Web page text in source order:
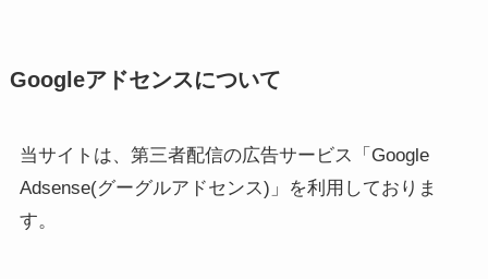
Googleアドセンスについて
当サイトは、第三者配信の広告サービス「Google
Adsense(グーグルアドセンス)」を利用しておりま
す。